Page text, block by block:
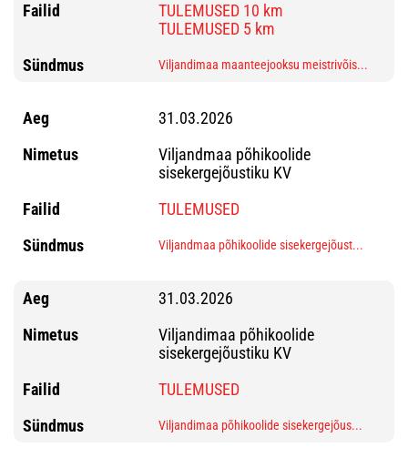
TULEMUSED 10 km
TULEMUSED 5 km
Viljandimaa maanteejooksu meistrivõis...
31.03.2026
Viljandmaa põhikoolide
sisekergejõustiku KV
TULEMUSED
Viljandmaa põhikoolide sisekergejõust...
31.03.2026
Viljandimaa põhikoolide
sisekergejõustiku KV
TULEMUSED
Viljandimaa põhikoolide sisekergejõus...